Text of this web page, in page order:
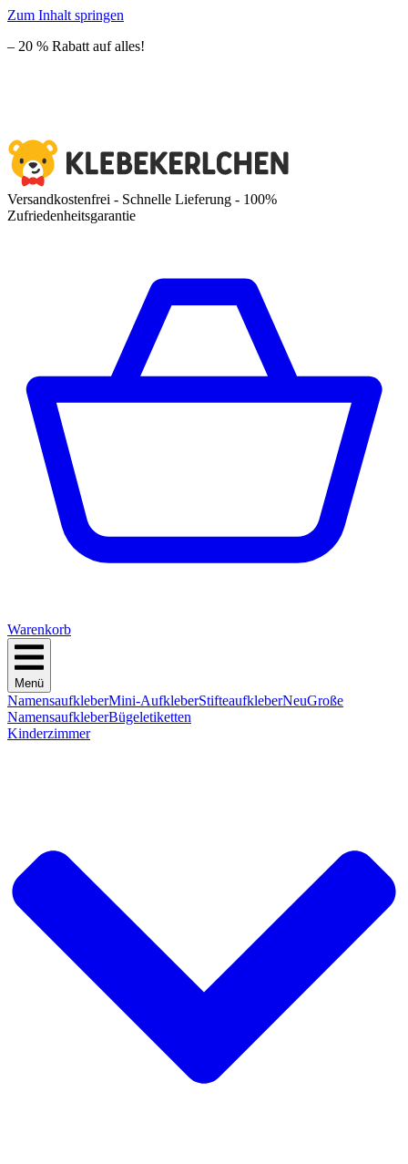
Zum Inhalt springen
– 20 % Rabatt auf alles!
Versandkostenfrei - Schnelle Lieferung - 100%
Zufriedenheitsgarantie
Warenkorb
Menü
NamensaufkleberMini-AufkleberStifteaufkleberNeuGroße
NamensaufkleberBügeletiketten
Kinderzimmer